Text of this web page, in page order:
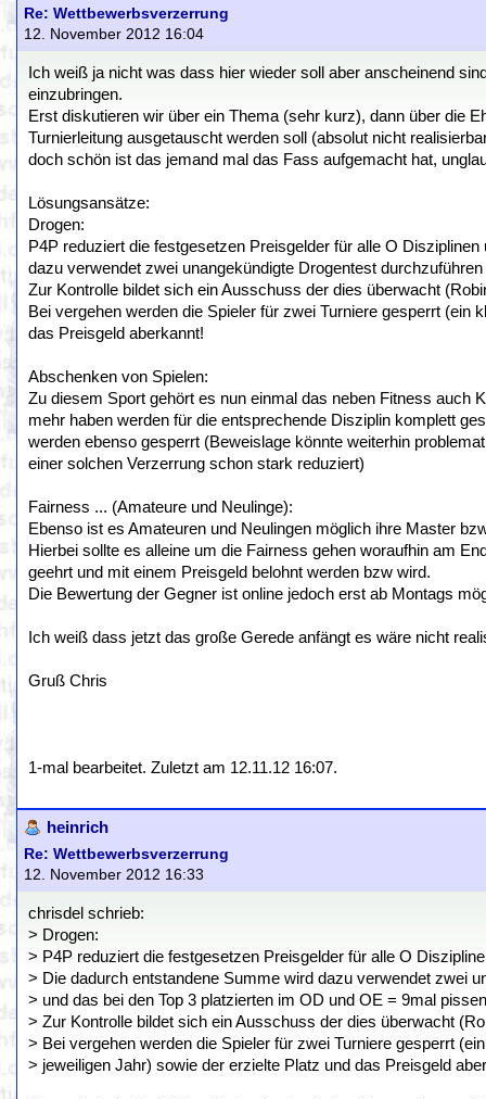
Re: Wettbewerbsverzerrung
12. November 2012 16:04
Ich weiß ja nicht was dass hier wieder soll aber anscheinend
einzubringen.
Erst diskutieren wir über ein Thema (sehr kurz), dann über die
Turnierleitung ausgetauscht werden soll (absolut nicht
doch schön ist das jemand mal das Fass aufgemacht hat,
Lösungsansätze:
Drogen:
P4P reduziert die festgesetzen Preisgelder für alle O
dazu verwendet zwei unangekündigte Drogentest
Zur Kontrolle bildet sich ein Ausschuss der dies überwacht
Bei vergehen werden die Spieler für zwei Turniere gesperrt
das Preisgeld aberkannt!
Abschenken von Spielen:
Zu diesem Sport gehört es nun einmal das neben Fitness auch
mehr haben werden für die entsprechende Disziplin komplett
werden ebenso gesperrt (Beweislage könnte weiterhin
einer solchen Verzerrung schon stark reduziert)
Fairness ... (Amateure und Neulinge):
Ebenso ist es Amateuren und Neulingen möglich ihre Master
Hierbei sollte es alleine um die Fairness gehen woraufhin am
geehrt und mit einem Preisgeld belohnt werden bzw wird.
Die Bewertung der Gegner ist online jedoch erst ab Montags
Ich weiß dass jetzt das große Gerede anfängt es wäre nicht
Gruß Chris
1-mal bearbeitet. Zuletzt am 12.11.12 16:07.
heinrich
Re: Wettbewerbsverzerrung
12. November 2012 16:33
chrisdel schrieb:
> Drogen:
> P4P reduziert die festgesetzen Preisgelder für alle O
> Die dadurch entstandene Summe wird dazu verwendet zwei
> und das bei den Top 3 platzierten im OD und OE = 9mal
> Zur Kontrolle bildet sich ein Ausschuss der dies überwacht
> Bei vergehen werden die Spieler für zwei Turniere gesperrt
> jeweiligen Jahr) sowie der erzielte Platz und das Preisgeld